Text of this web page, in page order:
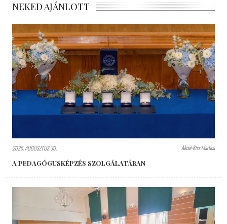
NEKED AJÁNLOTT
2025. AUGUSZTUS 30. Aknai-Kiss Martina
A PEDAGÓGUSKÉPZÉS SZOLGÁLATÁBAN